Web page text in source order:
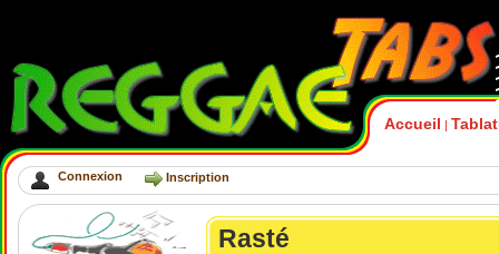
Accueil |
Connexion Inscription
Rasté